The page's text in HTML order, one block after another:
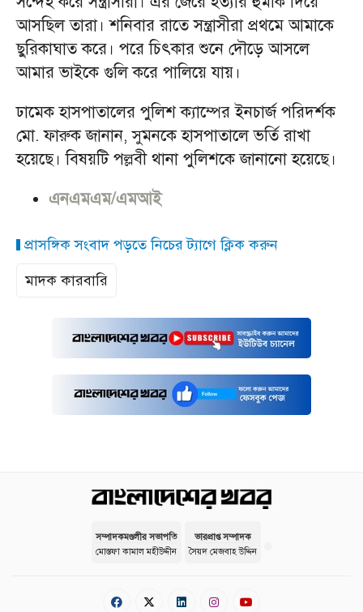
আসছিল তারা। শনিবার রাতে সন্ত্রাসীরা প্রথমে আমাকে
ছুরিকাঘাত করে। পরে চিৎকার শুনে দৌড়ে আসলে
আমার ভাইকে গুলি করে পালিয়ে যায়।
ঢামেক হাসপাতালের পুলিশ ক্যাম্পের ইনচার্জ পরিদর্শক
মো. ফারুক জানান, সুমনকে হাসপাতালে ভর্তি রাখা
হয়েছে। বিষয়টি পল্লবী থানা পুলিশকে জানানো হয়েছে।
এনএমএম/এমআই
প্রাসঙ্গিক সংবাদ পড়তে নিচের ট্যাগে ক্লিক করুন
মাদক কারবারি
সম্পাদকমণ্ডলীর সভাপতি
মোস্তফা কামাল মহীউদ্দীন
ভারপ্রাপ্ত সম্পাদক
সৈয়দ মেজবাহ উদ্দিন